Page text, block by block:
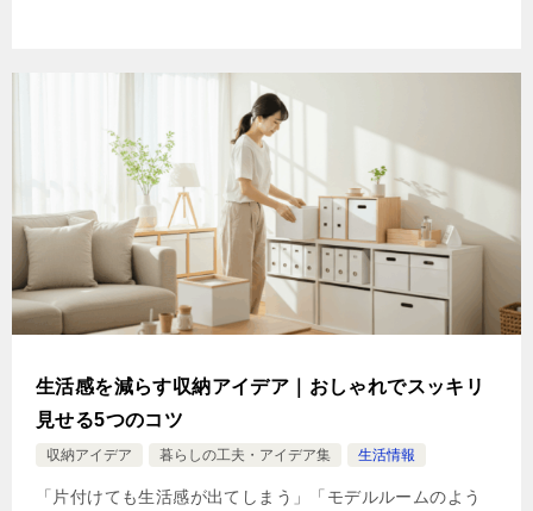
生活感を減らす収納アイデア｜おしゃれでスッキリ
見せる5つのコツ
収納アイデア 暮らしの工夫・アイデア集 生活情報
「片付けても生活感が出てしまう」「モデルルームのよう